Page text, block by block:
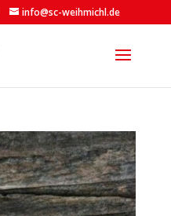
info@sc-weihmichl.de